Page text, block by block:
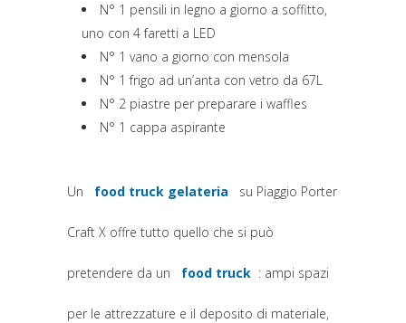
N° 1 pensili in legno a giorno a soffitto,
uno con 4 faretti a LED
N° 1 vano a giorno con mensola
N° 1 frigo ad un’anta con vetro da 67L
N° 2 piastre per preparare i waffles
N° 1 cappa aspirante
Un food truck gelateria su Piaggio Porter
Craft X offre tutto quello che si può
pretendere da un food truck
(si apre in una nuova scheda)
: ampi spazi
per le attrezzature e il deposito di materiale,